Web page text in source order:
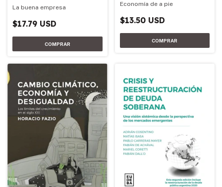
La buena empresa
$17.79 USD
Economía de a pie
$13.50 USD